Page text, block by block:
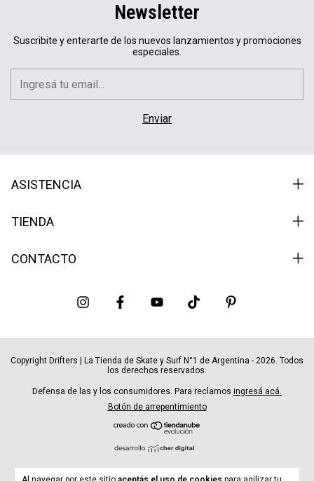
Newsletter
Suscribite y enterarte de los nuevos lanzamientos y promociones
especiales.
ASISTENCIA
TIENDA
CONTACTO
Copyright Drifters | La Tienda de Skate y Surf N°1 de Argentina - 2026. Todos
los derechos reservados.
Defensa de las y los consumidores. Para reclamos ingresá acá.
Botón de arrepentimiento